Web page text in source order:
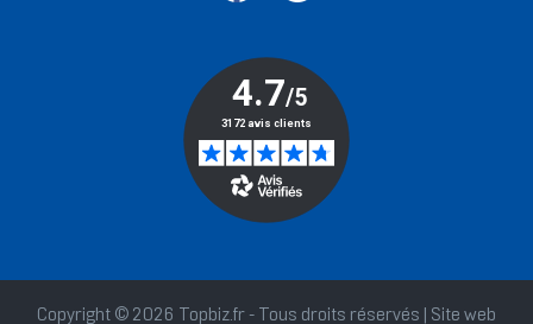
Copyright © 2026 Topbiz.fr - Tous droits réservés | Site web